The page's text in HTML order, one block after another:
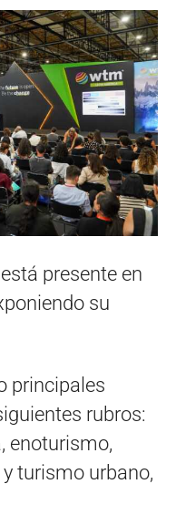
presente en
su
principales
rubros:
enoturismo,
turismo urbano,